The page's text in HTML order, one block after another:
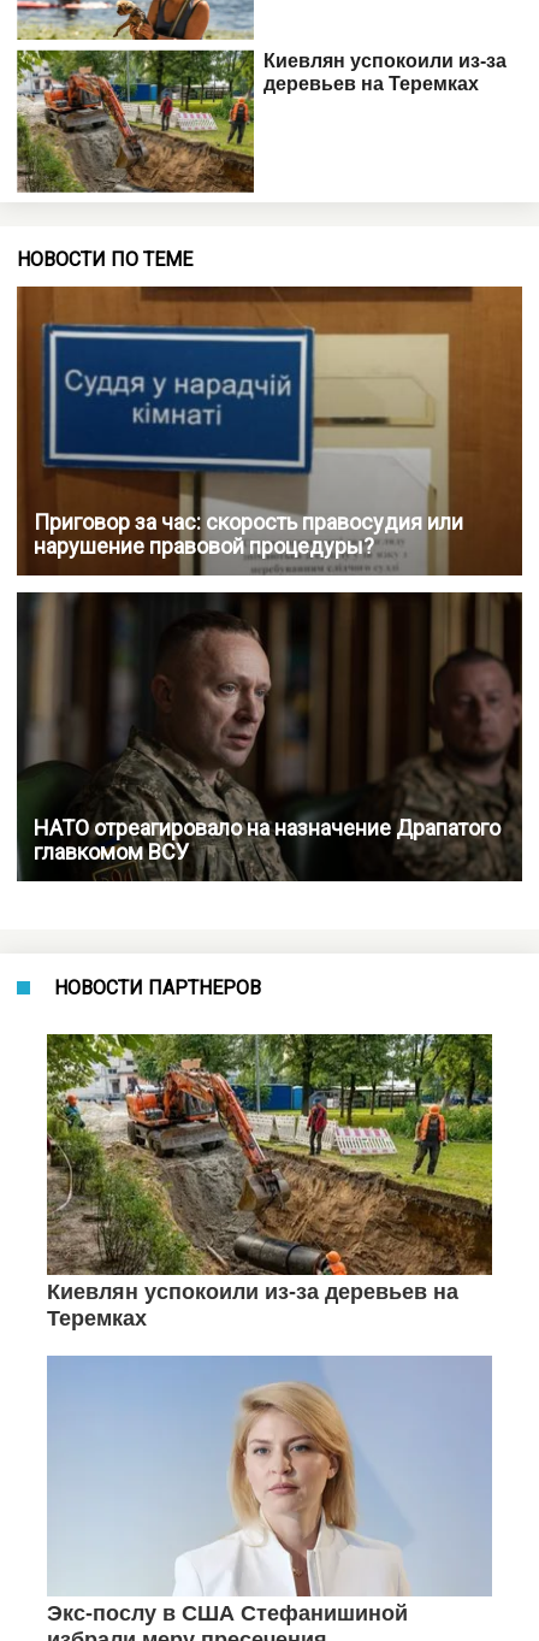
НОВОСТИ ПО ТЕМЕ
Приговор за час: скорость правосудия или
нарушение правовой процедуры?
НАТО отреагировало на назначение Драпатого
главкомом ВСУ
НОВОСТИ ПАРТНЕРОВ